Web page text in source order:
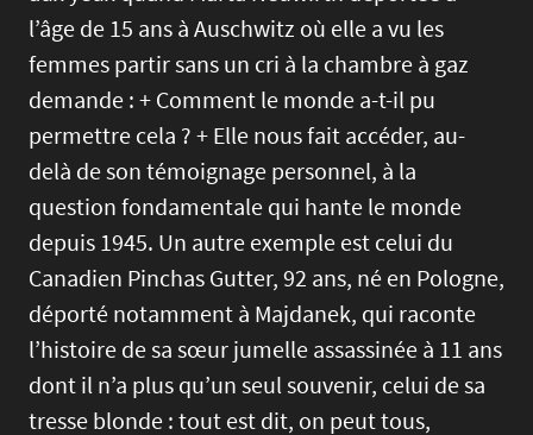
l’âge de 15 ans à Auschwitz où elle a vu les
femmes partir sans un cri à la chambre à gaz
demande : + Comment le monde a-t-il pu
permettre cela ? + Elle nous fait accéder, au-
delà de son témoignage personnel, à la
question fondamentale qui hante le monde
depuis 1945. Un autre exemple est celui du
Canadien Pinchas Gutter, 92 ans, né en Pologne,
déporté notamment à Majdanek, qui raconte
l’histoire de sa sœur jumelle assassinée à 11 ans
dont il n’a plus qu’un seul souvenir, celui de sa
tresse blonde : tout est dit, on peut tous,